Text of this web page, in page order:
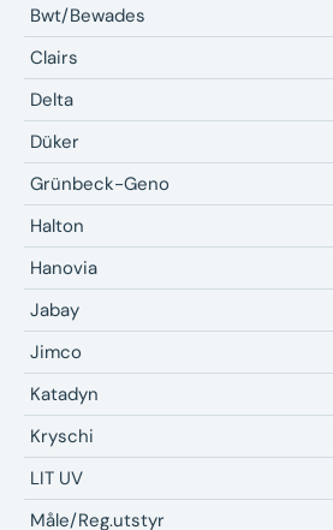
Bwt/Bewades
Clairs
Delta
Düker
Grünbeck-Geno
Halton
Hanovia
Jabay
Jimco
Katadyn
Kryschi
LIT UV
Måle/Reg.utstyr